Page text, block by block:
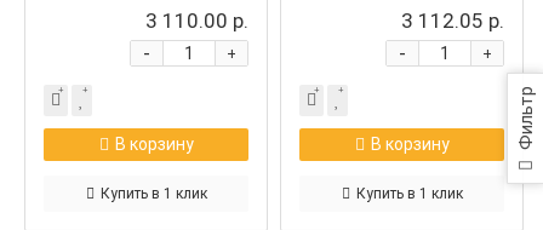
Фильтр
3 110.00 р.
+
-
В корзину
Купить в 1 клик
3 112.05 р.
+
-
В корзину
Купить в 1 клик